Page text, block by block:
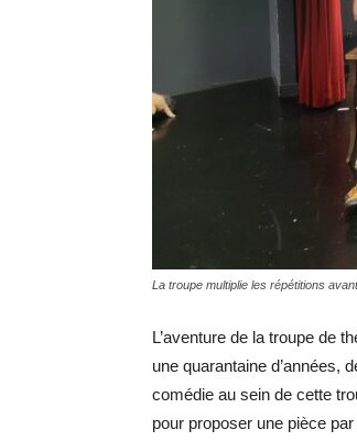
La troupe multiplie les répétitions
L’aventure de la troupe de
une quarantaine d’années,
comédie au sein de cette
pour proposer une pièce